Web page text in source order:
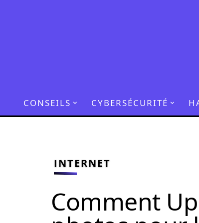
CONSEILS CYBERSÉCURITÉ
INTERNET
Comment